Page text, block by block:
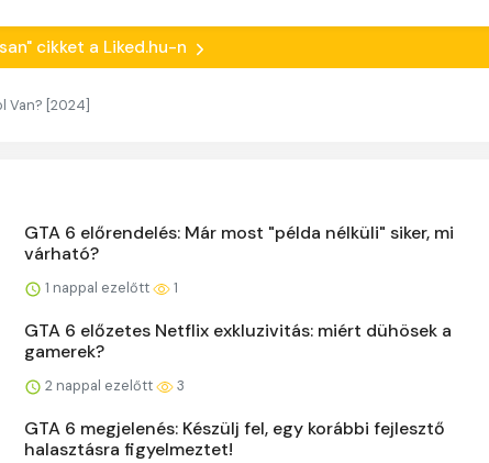
cikket a Liked.hu-n
Van? [2024]
GTA 6 előrendelés: Már most "példa nélküli" siker, mi
várható?
1 nappal ezelőtt 1
GTA 6 előzetes Netflix exkluzivitás: miért dühösek a
gamerek?
2 nappal ezelőtt 3
GTA 6 megjelenés: Készülj fel, egy korábbi fejlesztő
halasztásra figyelmeztet!